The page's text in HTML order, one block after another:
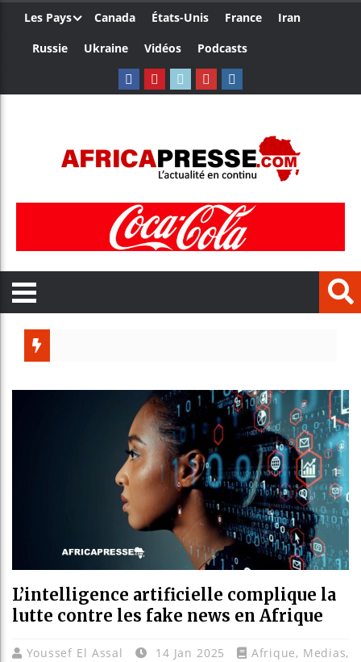
Les Pays Canada États-Unis France
Iran
Russie
Ukraine Vidéos Podcasts
Guinée
Bénin :
L’intelligence artificielle complique la
lutte contre les fake news en Afrique
Youssef El Assal 14 Jan 2025 Afrique, Medias,